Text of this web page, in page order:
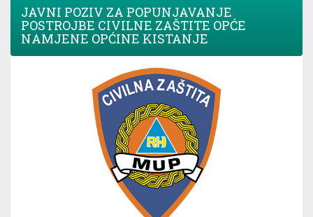
JAVNI POZIV ZA POPUNJAVANJE
POSTROJBE CIVILNE ZAŠTITE OPĆE
NAMJENE OPĆINE KISTANJE